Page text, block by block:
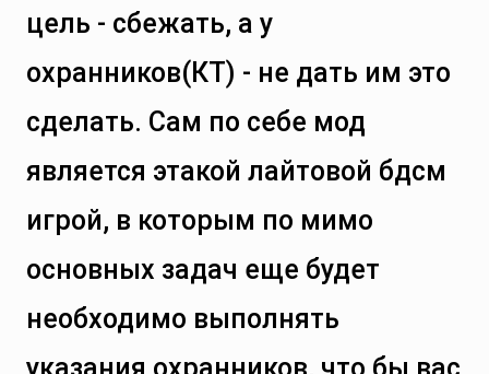
цель - сбежать, а у
охранников(КТ) - не дать им это
сделать. Сам по себе мод
является этакой лайтовой бдсм
игрой, в которым по мимо
основных задач еще будет
необходимо выполнять